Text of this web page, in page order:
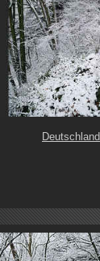
Deutschland